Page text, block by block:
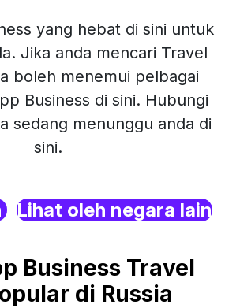
yang hebat di sini untuk
Jika anda mencari Travel
boleh menemui pelbagai
Business di sini. Hubungi
sedang menunggu anda di
sini.
Lihat oleh negara lain
Business Travel
di Russia